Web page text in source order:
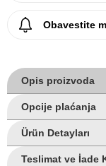
Obavestite
Opis proizvoda
Opcije plaćanja
Ürün Detayları
Teslimat ve İade